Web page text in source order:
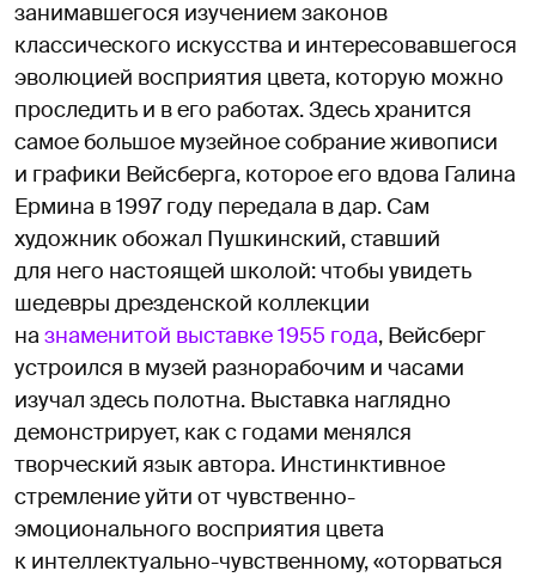
занимавшегося изучением законов
классического искусства и интересовавшегося
эволюцией восприятия цвета, которую можно
проследить и в его работах. Здесь хранится
самое большое музейное собрание живописи
и графики Вейсберга, которое его вдова Галина
Ермина в 1997 году передала в дар. Сам
художник обожал Пушкинский, ставший
для него настоящей школой: чтобы увидеть
шедевры дрезденской коллекции
на знаменитой выставке 1955 года, Вейсберг
устроился в музей разнорабочим и часами
изучал здесь полотна. Выставка наглядно
демонстрирует, как с годами менялся
творческий язык автора. Инстинктивное
стремление уйти от чувственно-
эмоционального восприятия цвета
к интеллектуально-чувственному, «оторваться